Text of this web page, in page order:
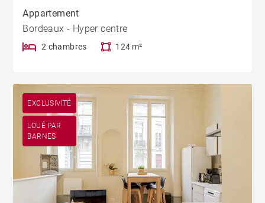
Appartement
Bordeaux - Hyper centre
2 chambres 124 m²
EXCLUSIVITÉ
LOUÉ PAR
BARNES